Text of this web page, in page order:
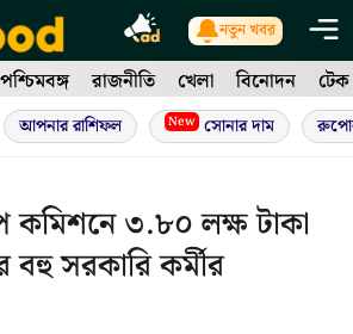
নতুন খবর
পশ্চিমবঙ্গ রাজনীতি খেলা বিনোদন টেক
আপনার রাশিফল New সোনার দাম
কমিশনে ৩.৮০ লক্ষ টাকা
বহু সরকারি কর্মীর